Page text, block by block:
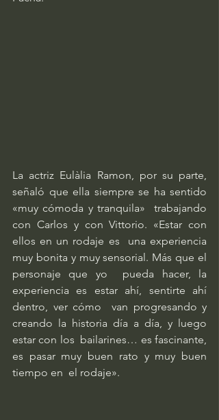
La actriz Eulàlia Ramon, por su parte,
señaló que ella siempre se ha sentido
«muy cómoda y tranquila»  trabajando
con Carlos y con Vittorio. «Estar con
ellos en un rodaje es  una experiencia
muy bonita y muy sensorial. Más que el
personaje que yo  pueda hacer, la
experiencia es estar ahí, sentirte ahí
dentro, ver cómo  van progresando y
creando la historia día a día, y luego
estar con los  bailarines… es fascinante,
es pasar muy buen rato y muy buen
tiempo en  el rodaje».